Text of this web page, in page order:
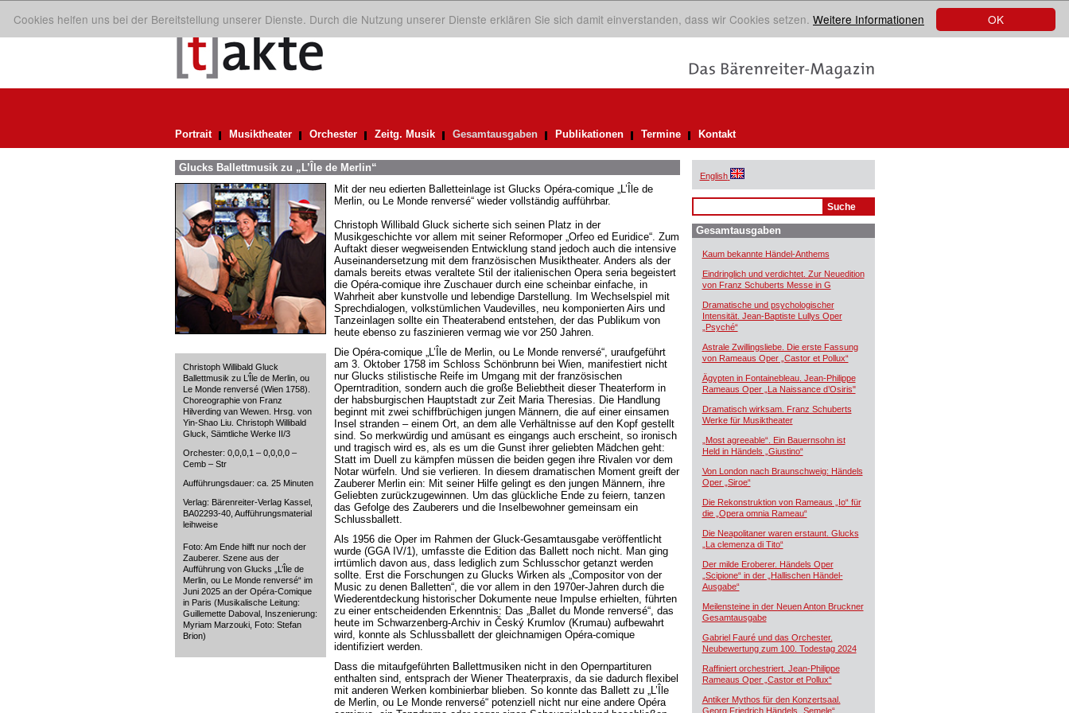
OK
Cookies helfen uns bei der Bereitstellung unserer Dienste. Durch die Nutzung unserer Dienste erklären Sie sich damit einverstanden, dass wir Cookies setzen. Weitere Informationen
Portrait Musiktheater Orchester Zeitg. Musik Gesamtausgaben Publikationen Termine Kontakt
Glucks Ballettmusik zu „L’Île de Merlin“
Christoph Willibald Gluck
Ballettmusik zu L’Île de Merlin, ou
Le Monde renversé (Wien 1758).
Choreographie von Franz
Hilverding van Wewen. Hrsg. von
Yin-Shao Liu. Christoph Willibald
Gluck, Sämtliche Werke II/3
Orchester: 0,0,0,1 – 0,0,0,0 –
Cemb – Str
Aufführungsdauer: ca. 25 Minuten
Verlag: Bärenreiter-Verlag Kassel,
BA02293-40, Aufführungsmaterial
leihweise
Foto: Am Ende hilft nur noch der
Zauberer. Szene aus der
Aufführung von Glucks „L’Île de
Merlin, ou Le Monde renversé“ im
Juni 2025 an der Opéra-Comique
in Paris (Musikalische Leitung:
Guillemette Daboval, Inszenierung:
Myriam Marzouki, Foto: Stefan
Brion)
Mit der neu edierten Balletteinlage ist Glucks Opéra-comique „L’Île de
Merlin, ou Le Monde renversé“ wieder vollständig aufführbar.
Christoph Willibald Gluck sicherte sich seinen Platz in der
Musikgeschichte vor allem mit seiner Reformoper „Orfeo ed Euridice“. Zum
Auftakt dieser wegweisenden Entwicklung stand jedoch auch die intensive
Auseinandersetzung mit dem französischen Musiktheater. Anders als der
damals bereits etwas veraltete Stil der italienischen Opera seria begeistert
die Opéra-comique ihre Zuschauer durch eine scheinbar einfache, in
Wahrheit aber kunstvolle und lebendige Darstellung. Im Wechselspiel mit
Sprechdialogen, volkstümlichen Vaudevilles, neu komponierten Airs und
Tanzeinlagen sollte ein Theaterabend entstehen, der das Publikum von
heute ebenso zu faszinieren vermag wie vor 250 Jahren.
Die Opéra-comique „L’Île de Merlin, ou Le Monde renversé“, uraufgeführt
am 3. Oktober 1758 im Schloss Schönbrunn bei Wien, manifestiert nicht
nur Glucks stilistische Reife im Umgang mit der französischen
Operntradition, sondern auch die große Beliebtheit dieser Theaterform in
der habsburgischen Hauptstadt zur Zeit Maria Theresias. Die Handlung
beginnt mit zwei schiffbrüchigen jungen Männern, die auf einer einsamen
Insel stranden – einem Ort, an dem alle Verhältnisse auf den Kopf gestellt
sind. So merkwürdig und amüsant es eingangs auch erscheint, so ironisch
und tragisch wird es, als es um die Gunst ihrer geliebten Mädchen geht:
Statt im Duell zu kämpfen müssen die beiden gegen ihre Rivalen vor dem
Notar würfeln. Und sie verlieren. In diesem dramatischen Moment greift der
Zauberer Merlin ein: Mit seiner Hilfe gelingt es den jungen Männern, ihre
Geliebten zurückzugewinnen. Um das glückliche Ende zu feiern, tanzen
das Gefolge des Zauberers und die Inselbewohner gemeinsam ein
Schlussballett.
Als 1956 die Oper im Rahmen der Gluck-Gesamtausgabe veröffentlicht
wurde (GGA IV/1), umfasste die Edition das Ballett noch nicht. Man ging
irrtümlich davon aus, dass lediglich zum Schlusschor getanzt werden
sollte. Erst die Forschungen zu Glucks Wirken als „Compositor von der
Music zu denen Balletten“, die vor allem in den 1970er-Jahren durch die
Wiederentdeckung historischer Dokumente neue Impulse erhielten, führten
zu einer entscheidenden Erkenntnis: Das „Ballet du Monde renversé“, das
heute im Schwarzenberg-Archiv in Český Krumlov (Krumau) aufbewahrt
wird, konnte als Schlussballett der gleichnamigen Opéra-comique
identifiziert werden.
Dass die mitaufgeführten Ballettmusiken nicht in den Opernpartituren
enthalten sind, entsprach der Wiener Theaterpraxis, da sie dadurch flexibel
mit anderen Werken kombinierbar blieben. So konnte das Ballett zu „L’Île
de Merlin, ou Le Monde renversé“ potenziell nicht nur eine andere Opéra
English
Gesamtausgaben
Kaum bekannte Händel-Anthems
Eindringlich und verdichtet. Zur Neuedition
von Franz Schuberts Messe in G
Dramatische und psychologischer
Intensität. Jean-Baptiste Lullys Oper
„Psyché“
Astrale Zwillingsliebe. Die erste Fassung
von Rameaus Oper „Castor et Pollux“
Ägypten in Fontainebleau. Jean-Philippe
Rameaus Oper „La Naissance d’Osiris"
Dramatisch wirksam. Franz Schuberts
Werke für Musiktheater
„Most agreeable“. Ein Bauernsohn ist
Held in Händels „Giustino“
Von London nach Braunschweig: Händels
Oper „Siroe“
Die Rekonstruktion von Rameaus „Io“ für
die „Opera omnia Rameau“
Die Neapolitaner waren erstaunt. Glucks
„La clemenza di Tito“
Der milde Eroberer. Händels Oper
„Scipione“ in der „Hallischen Händel-
Ausgabe“
Meilensteine in der Neuen Anton Bruckner
Gesamtausgabe
Gabriel Fauré und das Orchester.
Neubewertung zum 100. Todestag 2024
Raffiniert orchestriert. Jean-Philippe
Rameaus Oper „Castor et Pollux“
Antiker Mythos für den Konzertsaal.
Georg Friedrich Händels „Semele“